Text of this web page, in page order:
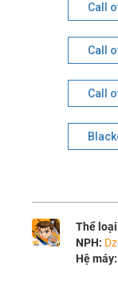
Call
Call
Call
Thể
NPH:
Hệ máy: